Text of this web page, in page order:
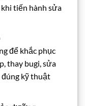
tiến hành sửa
để khắc phục
thay bugi, sửa
kỹ thuật